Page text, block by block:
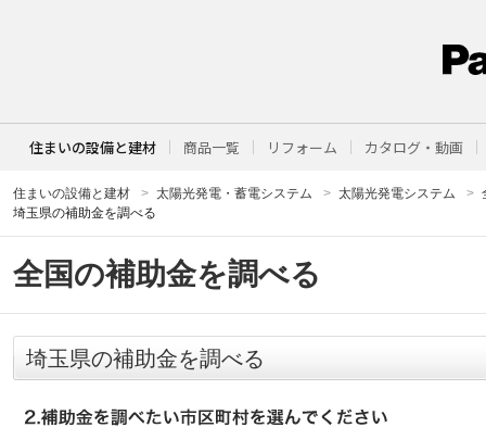
住まいの設備と建材 商品一覧 リフォーム カタログ・動画
住まいの設備と建材 太陽光発電・蓄電システム 太陽光発電システム
埼玉県の補助金を調べる
全国の補助金を調べる
埼玉県の補助金を調べる